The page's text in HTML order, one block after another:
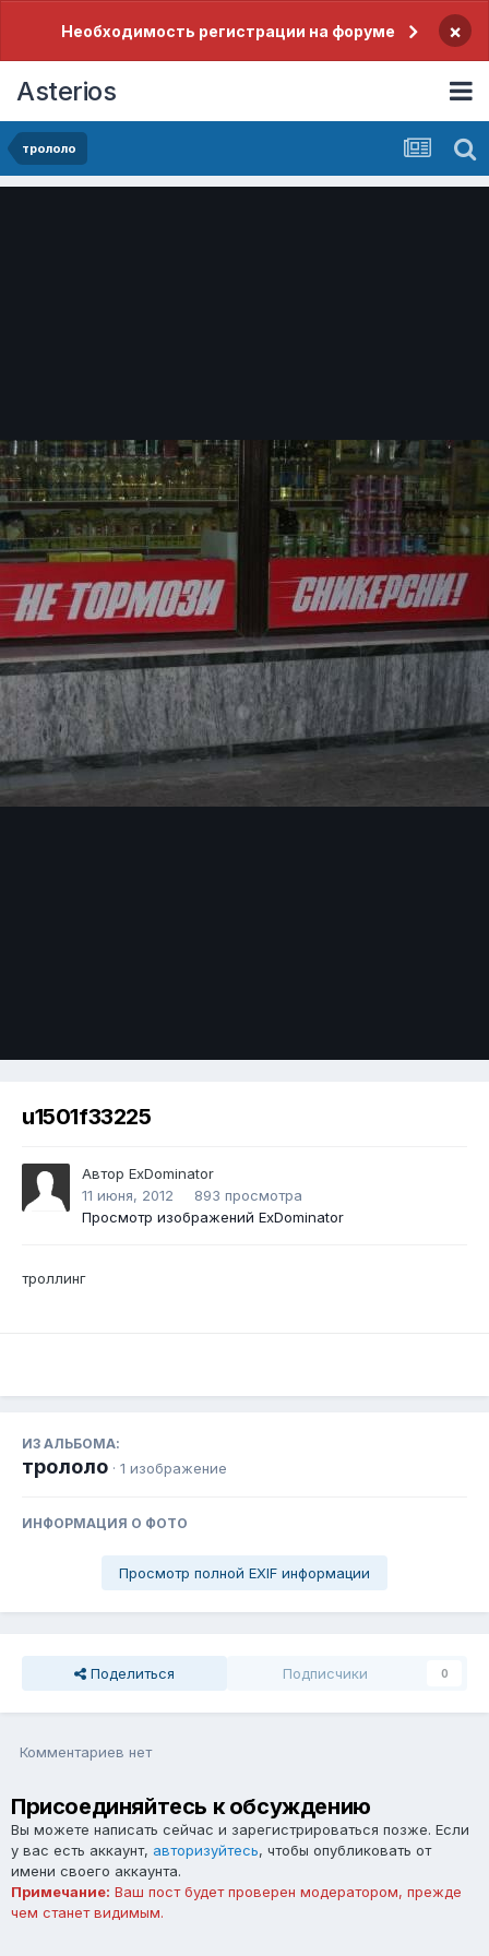
Необходимость регистрации на форуме ×
Asterios
трололо
u1501f33225
Автор ExDominator
11 июня, 2012
893 просмотра
Просмотр изображений ExDominator
троллинг
ИЗ АЛЬБОМА:
трололо · 1 изображение
ИНФОРМАЦИЯ О ФОТО
Просмотр полной EXIF информации
Поделиться Подписчики 0
Комментариев нет
Присоединяйтесь к обсуждению
Вы можете написать сейчас и зарегистрироваться позже. Если
у вас есть аккаунт, авторизуйтесь, чтобы опубликовать от
имени своего аккаунта.
Примечание: Ваш пост будет проверен модератором, прежде
чем станет видимым.